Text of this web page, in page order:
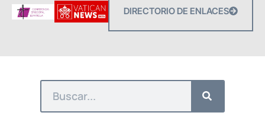
DIRECTORIO DE ENLACES